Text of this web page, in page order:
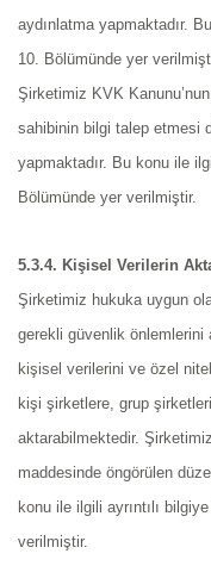
aydınlatma yapmaktadır.
10. Bölümünde yer
Şirketimiz KVK
sahibinin bilgi talep etmesi
yapmaktadır. Bu konu ile
Bölümünde yer verilmiştir.
5.3.4. Kişisel Verilerin
Şirketimiz hukuka uygun
gerekli güvenlik
kişisel verilerini ve özel
kişi şirketlere, grup
aktarabilmektedir.
maddesinde öngörülen
konu ile ilgili ayrıntılı
verilmiştir.